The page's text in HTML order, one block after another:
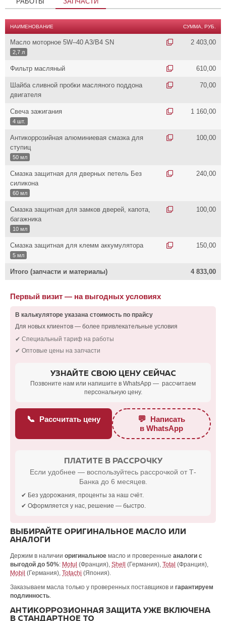
НАИМЕНОВАНИЕ СУММА, РУБ.
Масло моторное 5W–40 A3/B4 SN
2,7 л
2 403,00
Фильтр масляный 610,00
Шайба сливной пробки масляного поддона
двигателя
70,00
Свеча зажигания
4 шт.
1 160,00
Антикоррозийная алюминиевая смазка для
ступиц
50 мл
100,00
Смазка защитная для дверных петель Без
силикона
60 мл
240,00
Смазка защитная для замков дверей, капота,
багажника
10 мл
100,00
Смазка защитная для клемм аккумулятора
5 мл
150,00
Итого (запчасти и материалы) 4 833,00
Первый визит — на выгодных условиях
В калькуляторе указана стоимость по прайсу
Для новых клиентов — более привлекательные условия
✔ Специальный тариф на работы
✔ Оптовые цены на запчасти
УЗНАЙТЕ СВОЮ ЦЕНУ СЕЙЧАС
Позвоните нам или напишите в WhatsApp — рассчитаем
персональную цену.
📞 Рассчитать цену 💬 Написать
в WhatsApp
ПЛАТИТЕ В РАССРОЧКУ
Если удобнее — воспользуйтесь рассрочкой от Т-
Банка до 6 месяцев.
✔ Без удорожания, проценты за наш счёт.
✔ Оформляется у нас, решение — быстро.
ВЫБИРАЙТЕ ОРИГИНАЛЬНОЕ МАСЛО ИЛИ
АНАЛОГИ
Держим в наличии оригинальное масло и проверенные аналоги с
выгодой до 50%: Motul (Франция), Shell (Германия), Total (Франция),
Mobil (Германия), Totachi (Япония).
Заказываем масла только у проверенных поставщиков и гарантируем
подлинность
АНТИКОРРОЗИОННАЯ ЗАЩИТА УЖЕ ВКЛЮЧЕНА
В СТАНДАРТНОЕ ТО